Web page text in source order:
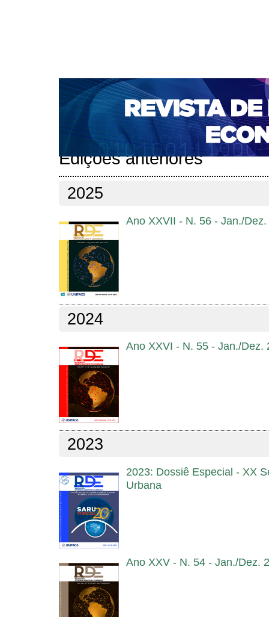
CAPA SOBRE ACESSO CADASTRO
NOTÍCIAS
PORTAL DE REVISTAS DA UNIFACS
BASES DE DADOS E INDEXADORES
Capa > Edições anteriores
Edições anteriores
2025
Ano XXVII - N. 56 - Jan./
2024
Ano XXVI - N. 55 - Jan./Dez.
2023
2023: Dossiê Especial - XX
Urbana
Ano XXV - N. 54 - Jan./Dez.